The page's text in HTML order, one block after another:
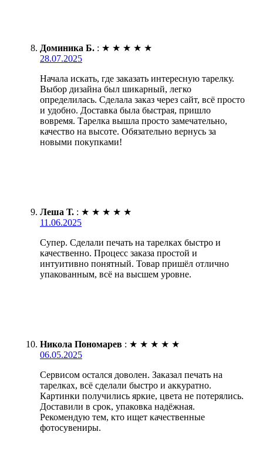
Доминика Б. : ★ ★ ★ ★ ★
28.07.2025
Начала искать, где заказать интересную тарелку.
Выбор дизайна был шикарный, легко
определилась. Сделала заказ через сайт, всё просто
и удобно. Доставка была быстрая, пришло
вовремя. Тарелка вышла просто замечательно,
качество на высоте. Обязательно вернусь за
новыми покупками!
Леша Т. : ★ ★ ★ ★ ★
11.06.2025
Супер. Сделали печать на тарелках быстро и
качественно. Процесс заказа простой и
интуитивно понятный. Товар пришёл отлично
упакованным, всё на высшем уровне.
Никола Пономарев : ★ ★ ★ ★ ★
06.05.2025
Сервисом остался доволен. Заказал печать на
тарелках, всё сделали быстро и аккуратно.
Картинки получились яркие, цвета не потерялись.
Доставили в срок, упаковка надёжная.
Рекомендую тем, кто ищет качественные
фотосувениры.